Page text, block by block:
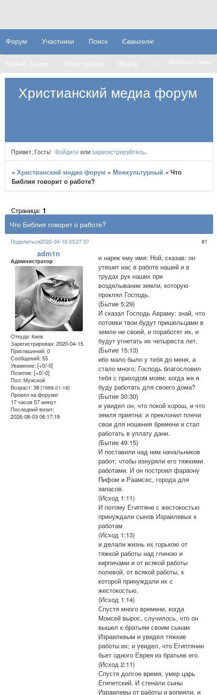
Христианский медиа форум
Форум Участники Поиск Євангеліє
Новый Завет Регистрация Войти ➝ Активные темы
Привет, Гость! Войдите или зарегистрируйтесь.
»Христианский медиа форум » Межкультурный »Что
Библия говорит о работе?
Что Библия говорит о работе?
Страница:1
Поделиться 1
2020-04-16 03:27:37
adm1n
Администратор
Откуда: Киев
Зарегистрирован: 2020-04-15
Приглашений:0
Сообщений:55
Уважение: [+0/-0]
Позитив: [+0/-0]
Пол: Мужской
Возраст:38[1988-01-18]
Провел на форуме:
17 часов 57 минут
Последний визит:
2026-08-03 06:17:19
и нарек ему имя: Ной, сказав: он
утешит нас в работе нашей и в
трудах рук наших при
возделывании земли, которую
проклял Господь.
(Бытие 5:29)
И сказал Господь Авраму: знай, что
потомки твои будут пришельцами в
земле не своей, и поработят их, и
будут угнетать их четыреста лет,
(Бытие 15:13)
ибо мало было у тебя до меня, а
стало много; Господь благословил
тебя с приходом моим; когда же я
буду работать для своего дома?
(Бытие 30:30)
и увидел он, что покой хорош, и что
земля приятна: и преклонил плечи
свои для ношения бремени и стал
работать в уплату дани.
(Бытие 49:15)
И поставили над ним начальников
работ, чтобы изнуряли его тяжкими
работами. И он построил фараону
Пифом и Раамсес, города для
запасов.
(Исход 1:11)
И потому Египтяне с жестокостью
принуждали сынов Израилевых к
работам
(Исход 1:13)
и делали жизнь их горькою от
тяжкой работы над глиною и
кирпичами и от всякой работы
полевой, от всякой работы, к
которой принуждали их с
жестокостью.
(Исход 1:14)
Спустя много времени, когда
Моисей вырос, случилось, что он
вышел к братьям своим сынам
Израилевым и увидел тяжкие
работы их; и увидел, что Египтянин
бьет одного Еврея из братьев его.
(Исход 2:11)
Спустя долгое время, умер царь
Египетский. И стенали сыны
Израилевы от работы и вопияли, и